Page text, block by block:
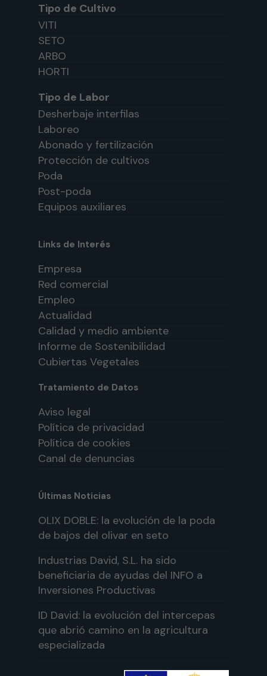
Tipo de Cultivo
VITI
SETO
ARBO
HORTI
Tipo de Labor
Desherbaje interfilas
Laboreo
Abonado y fertilización
Protección de cultivos
Poda
Post-poda
Equipos auxiliares
Links de Interés
Empresa
Red comercial
Empleo
Actualidad
Calidad y medio ambiente
Informe de Sostenibilidad
Cubiertas Vegetales
Tratamiento de Datos
Aviso legal
Política de privacidad
Política de cookies
Canal de denuncias
Últimas Noticias
OLIX DOBLE: la evolución de la poda
de bajos del olivar en seto
Industrias David, S.L. ha sido
beneficiaria de ayudas del INFO a
Inversiones Productivas
ID David: la evolución del intercepas
que abrió camino en la agricultura
especializada